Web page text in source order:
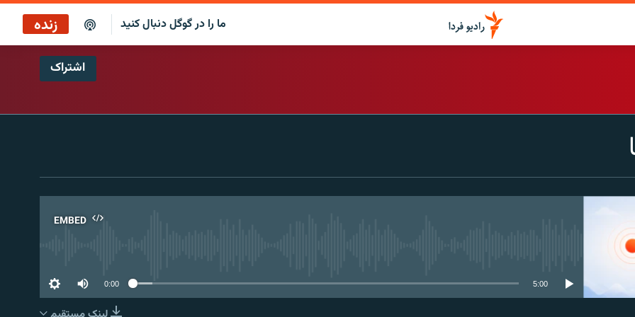
ما را در گوگل دنبال کنید زنده
اشتراک
EMBED
0:00 5:00